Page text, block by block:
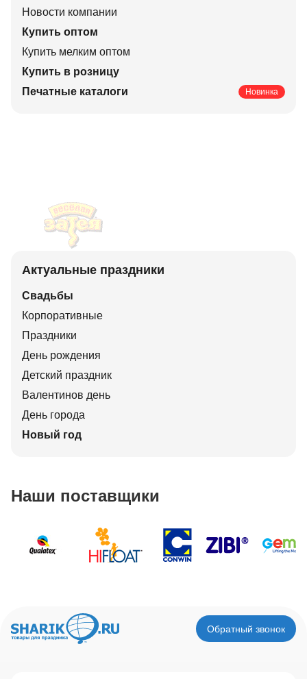
Новости компании
Купить оптом
Купить мелким оптом
Купить в розницу
Печатные каталоги
Новинка
Актуальные праздники
Свадьбы
Корпоративные
Праздники
День рождения
Детский праздник
Валентинов день
День города
Новый год
Наши поставщики
Обратный звонок